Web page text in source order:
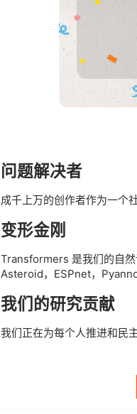
问题解决者
成千上万的创作者作为一个
变形金刚
Transformers 是我们的自
Asteroid，ESPnet，
我们的研究贡献
我们正在为每个人推进和民